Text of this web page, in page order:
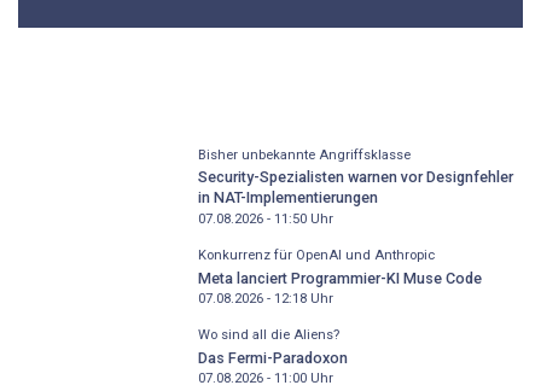
Bisher unbekannte Angriffsklasse
Security-Spezialisten warnen vor Designfehler
in NAT-Implementierungen
07.08.2026 - 11:50Uhr
Konkurrenz für OpenAI und Anthropic
Meta lanciert Programmier-KI Muse Code
07.08.2026 - 12:18Uhr
Wo sind all die Aliens?
Das Fermi-Paradoxon
07.08.2026 - 11:00Uhr